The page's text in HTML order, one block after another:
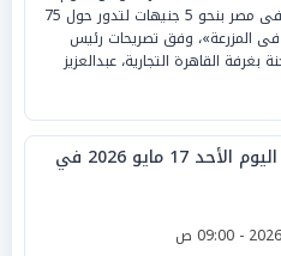
الأحد 24-5-2026 فى مصر بنحو 5 جنيهات لتدور حول 75
فى المزرعة»، وفق تصريحات رئيس
بغرفة القاهرة التجارية، عبدالعزيز
أسعار الدواجن اليوم الأحد 17 مايو 2026 في